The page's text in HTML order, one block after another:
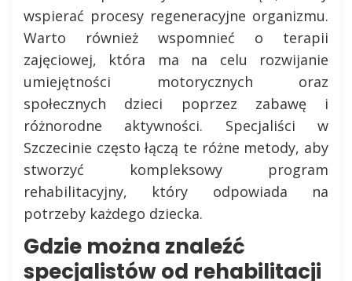
wspierać procesy regeneracyjne organizmu.
Warto również wspomnieć o terapii
zajęciowej, która ma na celu rozwijanie
umiejętności motorycznych oraz
społecznych dzieci poprzez zabawę i
różnorodne aktywności. Specjaliści w
Szczecinie często łączą te różne metody, aby
stworzyć kompleksowy program
rehabilitacyjny, który odpowiada na
potrzeby każdego dziecka.
Gdzie można znaleźć
specjalistów od rehabilitacji